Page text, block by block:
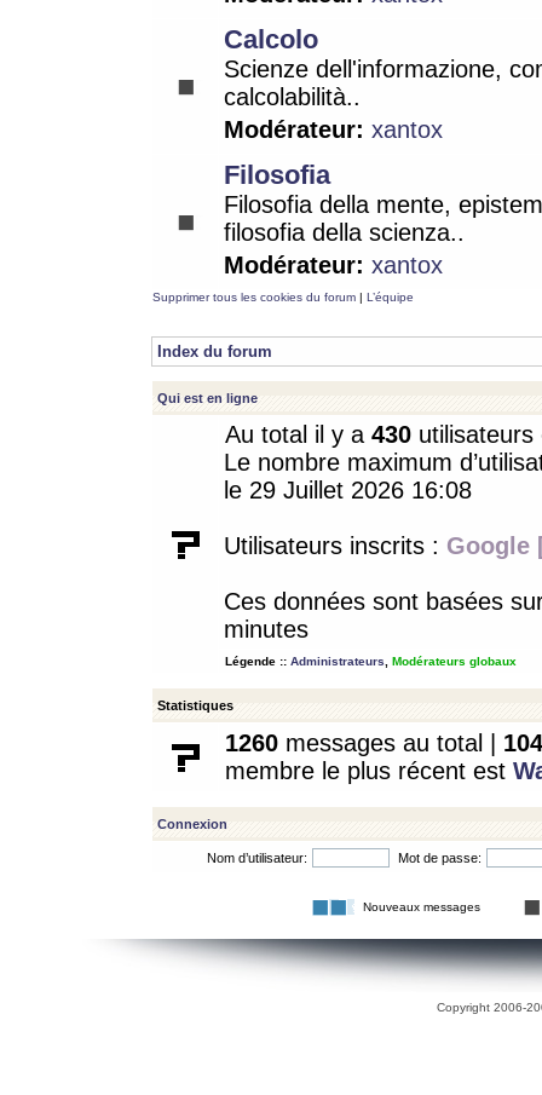
Calcolo
Scienze dell'informazione,
calcolabilità..
Modérateur: xantox
Filosofia
Filosofia della mente,
filosofia della scienza..
Modérateur: xantox
Supprimer tous les cookies du forum | L’équipe
Index du forum
Qui est en ligne
Au total il y a 430
Le nombre maximum
le 29 Juillet 2026 16:08
Utilisateurs inscrits : Google
Ces données sont basées
minutes
Légende :: Administrateurs Modérateurs globaux
Statistiques
1260 messages au total | 104
membre le plus récent est
Connexion
Nom d’utilisateur: Mot de passe:
Nouveaux messages
Copyright 2006-